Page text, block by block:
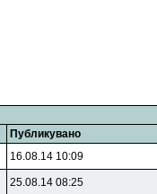
Публикувано
16.08.14 10:09
25.08.14 08:25